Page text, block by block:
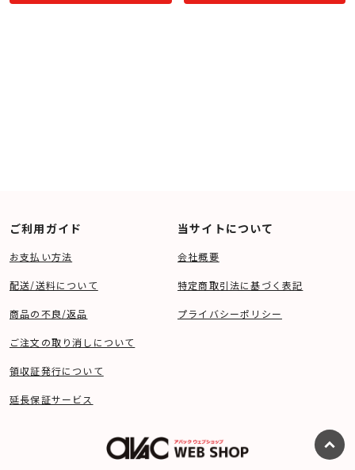
ご利用ガイド
お支払い方法
配送/送料について
商品の不良/返品
ご注文の取り消しについて
領収証発行について
延長保証サービス
当サイトについて
会社概要
特定商取引法に基づく表記
プライバシーポリシー